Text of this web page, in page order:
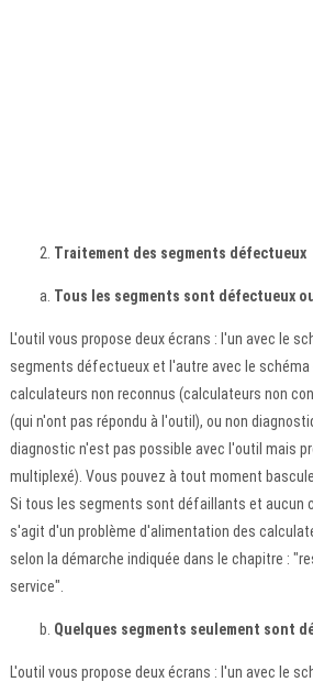
Traitement des segments défectueux
Tous les segments sont défectueux
L'outil vous propose deux écrans : l'un avec le
segments défectueux et l'autre avec le schéma
calculateurs non reconnus (calculateurs non
(qui n'ont pas répondu à l'outil), ou non
diagnostic n'est pas possible avec l'outil mais
multiplexé). Vous pouvez à tout moment
Si tous les segments sont défaillants et aucun
s'agit d'un problème d'alimentation des
selon la démarche indiquée dans le chapitre :
service".
Quelques segments seulement sont
L'outil vous propose deux écrans : l'un avec le